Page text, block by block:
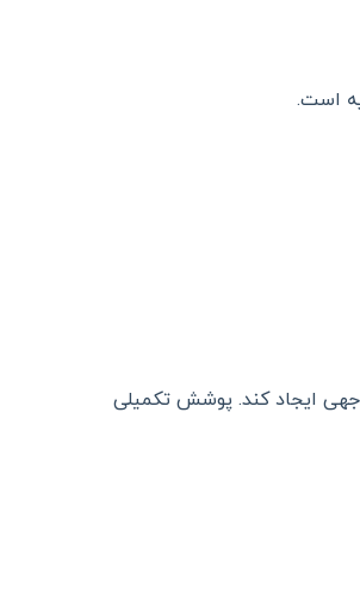
است.
ایجاد کند. پوشش تکمیلی